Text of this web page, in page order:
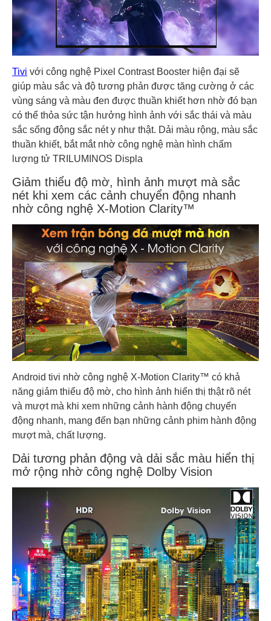
Tivi với công nghệ Pixel Contrast Booster hiện đại sẽ
giúp màu sắc và độ tương phản được tăng cường ở các
vùng sáng và màu đen được thuần khiết hơn nhờ đó bạn
có thể thỏa sức tận hưởng hình ảnh với sắc thái và màu
sắc sống động sắc nét y như thật. Dải màu rộng, màu sắc
thuần khiết, bắt mắt nhờ công nghệ màn hình chấm
lượng tử TRILUMINOS Displa
Giảm thiểu độ mờ, hình ảnh mượt mà sắc
nét khi xem các cảnh chuyển động nhanh
nhờ công nghệ X-Motion Clarity™
Android tivi nhờ công nghệ X-Motion Clarity™ có khả
năng giảm thiểu độ mờ, cho hình ảnh hiển thị thật rõ nét
và mượt mà khi xem những cảnh hành động chuyển
động nhanh, mang đến bạn những cảnh phim hành động
mượt mà, chất lượng.
Dải tương phản động và dải sắc màu hiển thị
mở rộng nhờ công nghệ Dolby Vision